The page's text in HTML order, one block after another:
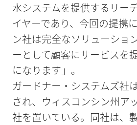
水システムを提供するリー
イヤーであり、今回の提携
ン社は完全なソリューショ
ーとして顧客にサービスを
になります」。
ガードナー・システムズ社
され、ウィスコンシン州ア
社を置いている。同社は、